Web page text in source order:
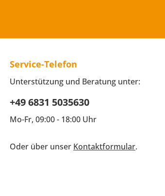
Service-Telefon
Unterstützung und Beratung unter:
+49 6831 5035630
Mo-Fr, 09:00 - 18:00 Uhr
Oder über unser Kontaktformular.